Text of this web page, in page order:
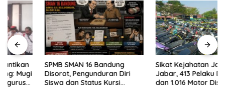
SPMB SMAN 16 Bandung
Disorot, Pengunduran Diri
Siswa dan Status Kursi
Sikat Kejahatan Jalanan di
Jabar, 413 Pelaku Diciduk
dan 1.016 Motor Disita